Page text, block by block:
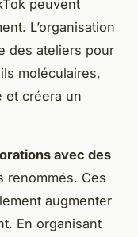
peuvent
L’organisation
des ateliers pour
moléculaires,
et créera un
avec des
renommés. Ces
augmenter
En organisant